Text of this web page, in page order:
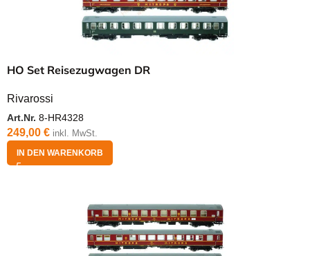
HO Set Reisezugwagen DR
Rivarossi
Art.Nr. 8-HR4328
249,00 € inkl. MwSt.
IN DEN WARENKORB